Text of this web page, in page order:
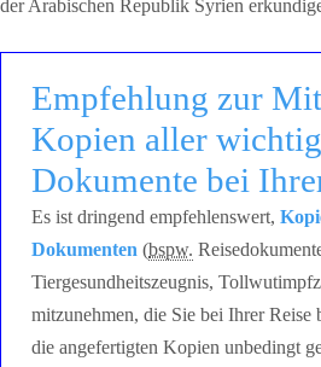
der Arabischen Republik Syrien
Empfehlung zur
Kopien aller
Dokumente bei
Es ist dringend empfehlenswert,
Dokumenten (bspw.
Tiergesundheitszeugnis,
mitzunehmen, die Sie bei Ihrer Reise
die angefertigten Kopien unbedingt